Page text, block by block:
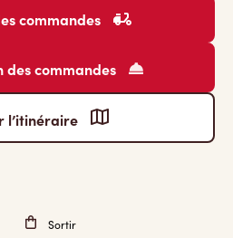
commandes
des commandes
l’itinéraire
Sortir